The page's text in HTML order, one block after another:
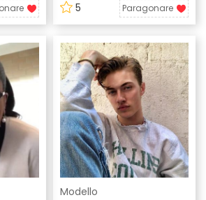
5 Paragonare
Modello